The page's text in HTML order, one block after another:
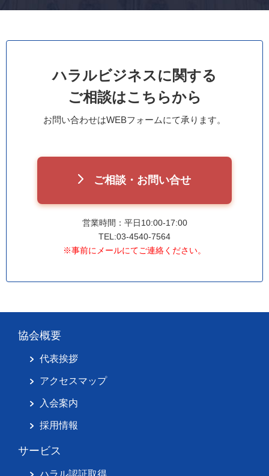
ハラルビジネスに関する
ご相談はこちらから
お問い合わせはWEBフォームにて承ります。
ご相談・お問い合せ
営業時間：平日10:00-17:00
TEL:03-4540-7564
※事前にメールにてご連絡ください。
協会概要
代表挨拶
アクセスマップ
入会案内
採用情報
サービス